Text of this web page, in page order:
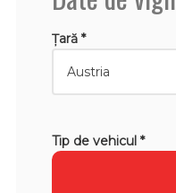
Țară *
Tip de vehicul *